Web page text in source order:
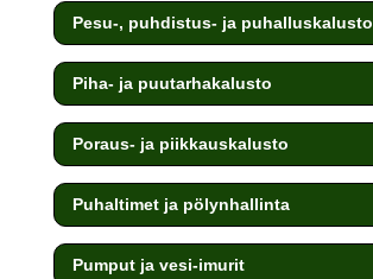
Pesu-, puhdistus- ja puhalluskalusto
Piha- ja puutarhakalusto
Poraus- ja piikkauskalusto
Puhaltimet ja pölynhallinta
Pumput ja vesi-imurit